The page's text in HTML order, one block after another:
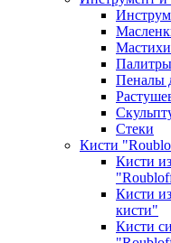
Палитры
Пеналы
Стеки
Кисти
Кисти
Кисти
кисти"
Кисти